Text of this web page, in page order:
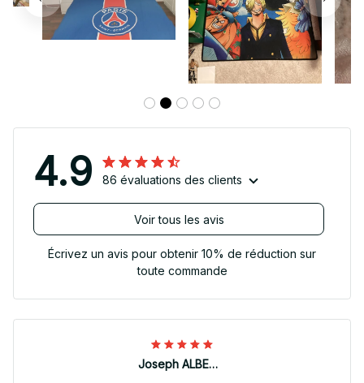
4.9 86 évaluations des clients
Voir tous les avis
Écrivez un avis pour obtenir 10% de réduction sur
toute commande
Joseph ALBERTINI